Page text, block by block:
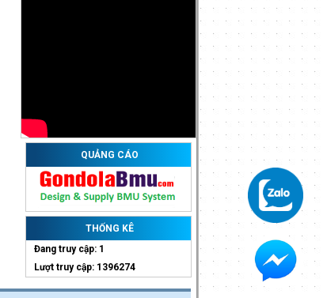
Giá:Call
Bảo trì hệ thống đèn LED
Facades
Giá:Call
QUẢNG CÁO
THỐNG KÊ
Đang truy cập: 1
Lượt truy cập: 1396274